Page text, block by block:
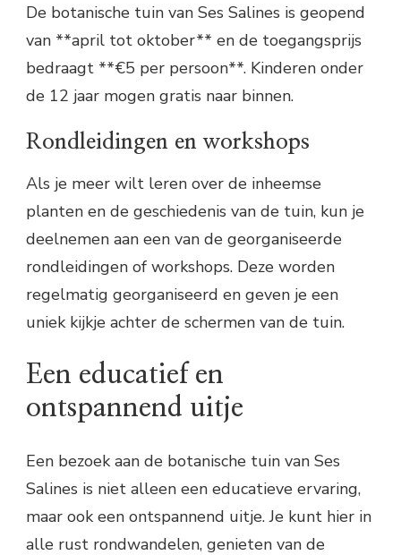
De botanische tuin van Ses Salines is geopend
van **april tot oktober** en de toegangsprijs
bedraagt **€5 per persoon**. Kinderen onder
de 12 jaar mogen gratis naar binnen.
Rondleidingen en workshops
Als je meer wilt leren over de inheemse
planten en de geschiedenis van de tuin, kun je
deelnemen aan een van de georganiseerde
rondleidingen of workshops. Deze worden
regelmatig georganiseerd en geven je een
uniek kijkje achter de schermen van de tuin.
Een educatief en
ontspannend uitje
Een bezoek aan de botanische tuin van Ses
Salines is niet alleen een educatieve ervaring,
maar ook een ontspannend uitje. Je kunt hier in
alle rust rondwandelen, genieten van de